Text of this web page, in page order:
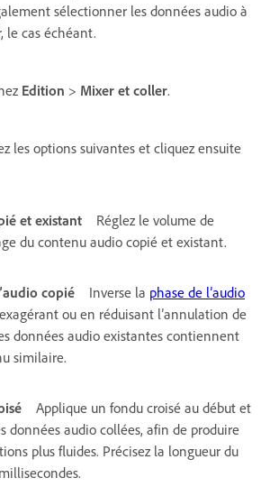
sélectionner les données audio à
le cas échéant.
Edition > Mixer et coller.
les options suivantes et cliquez ensuite
et existant
Réglez le volume de
du contenu audio copié et existant.
copié Inverse la phase de l’audio
ou en réduisant l’annulation de
données audio existantes contiennent
similaire.
Applique un fondu croisé au début et
données audio collées, afin de produire
plus fluides. Précisez la longueur du